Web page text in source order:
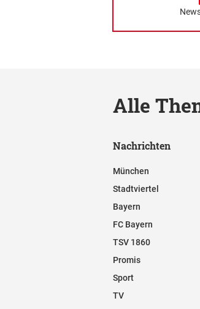
Alle
Nachrichten
München
Stadtviertel
Bayern
FC Bayern
TSV 1860
Promis
Sport
TV